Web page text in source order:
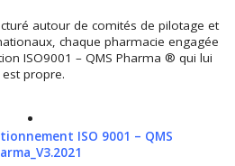
autour de comités de pilotage et
chaque pharmacie engagée
ISO9001 – QMS Pharma ® qui lui
est propre.
ISO 9001 – QMS